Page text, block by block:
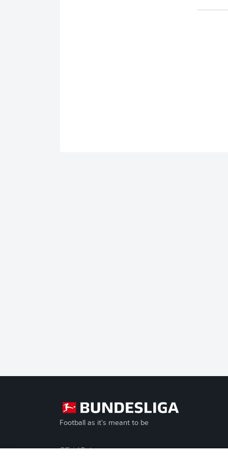
Football as it's meant to be
Official Partners